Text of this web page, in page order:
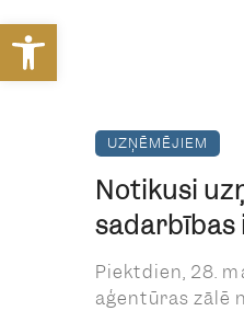
Open toolbar
UZŅĒMĒJIEM
Notikusi
sadarbības
Piektdien, 28.
aģentūras zālē